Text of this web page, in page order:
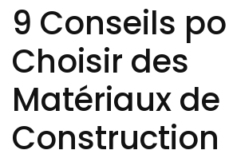
9 Conseils
Choisir des
Matériaux de
Construction